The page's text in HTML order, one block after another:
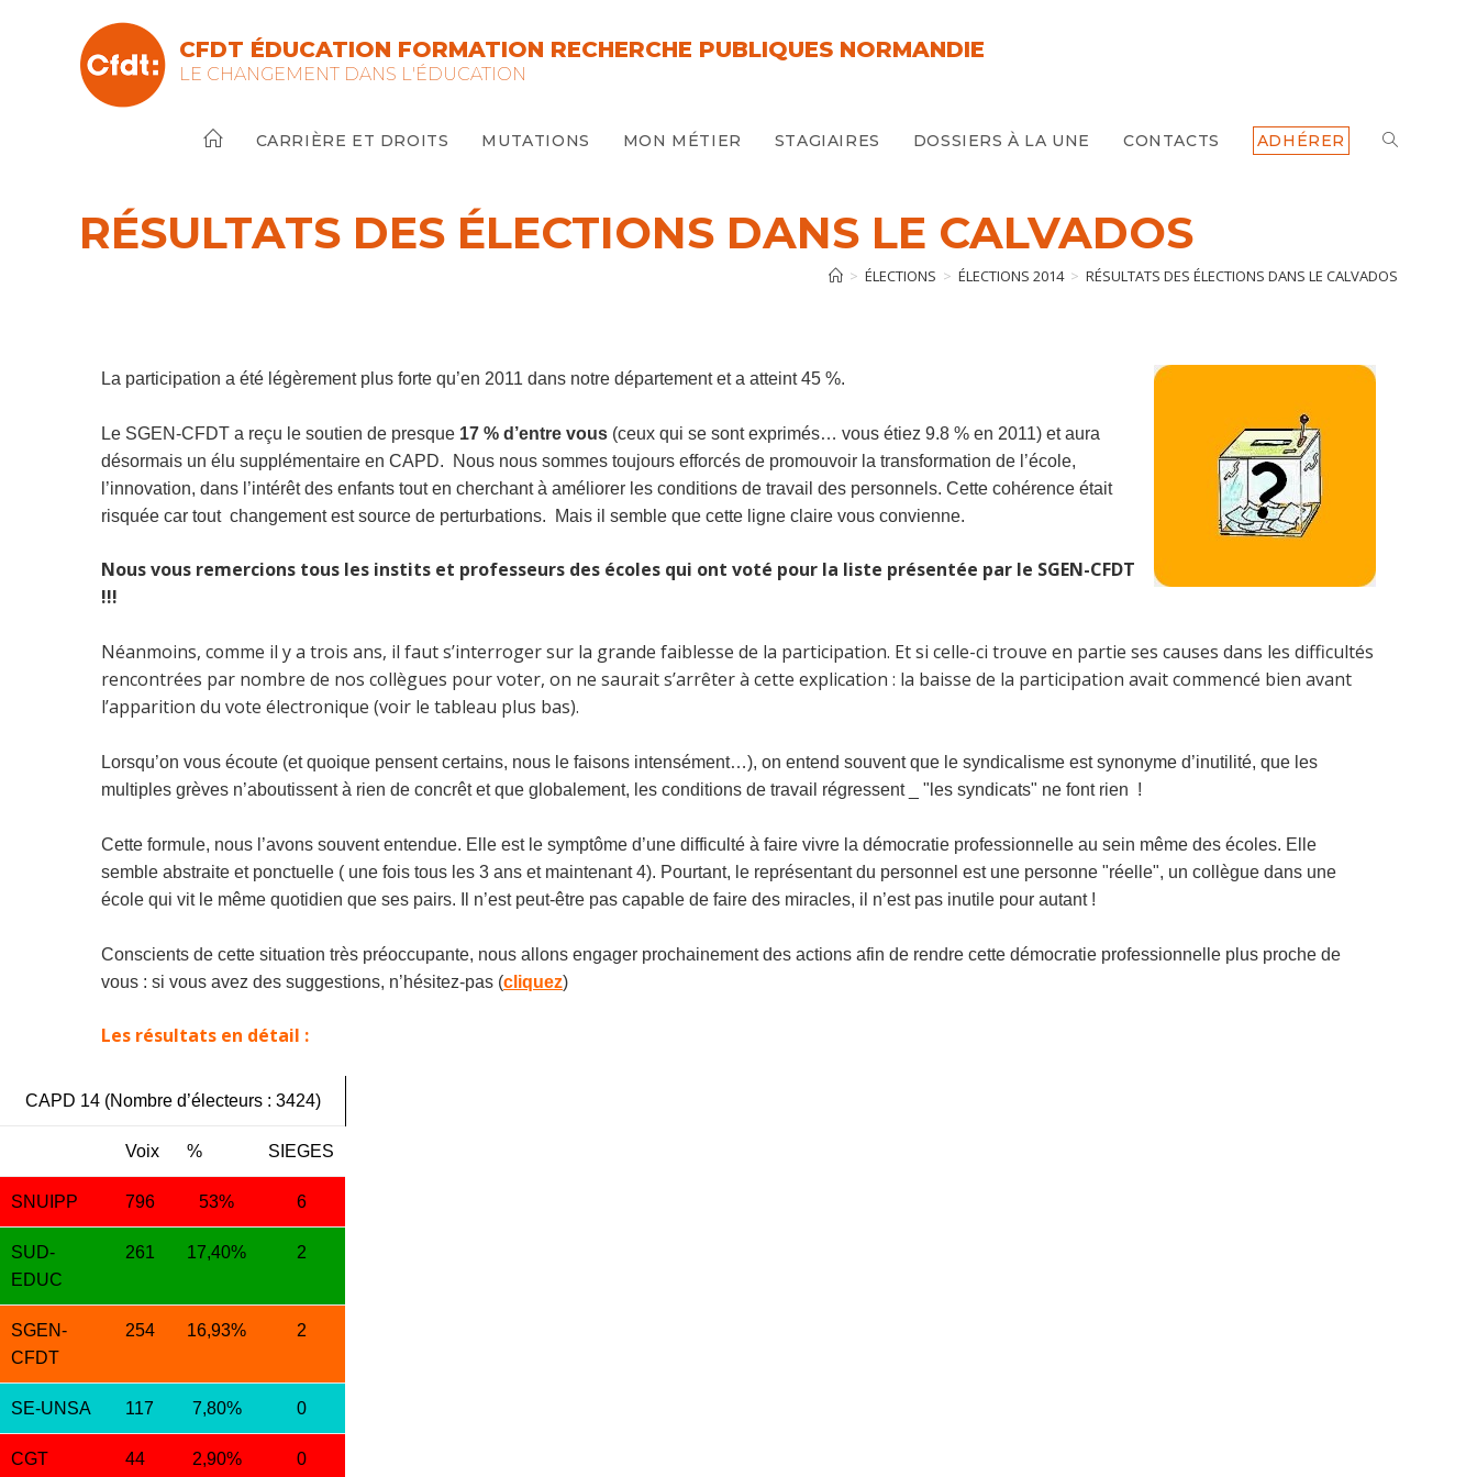
CFDT ÉDUCATION FORMATION RECHERCHE PUBLIQUES NORMANDIE
LE CHANGEMENT DANS L'ÉDUCATION
CARRIÈRE ET DROITS MUTATIONS MON MÉTIER STAGIAIRES DOSSIERS À LA UNE CONTACTS ADHÉRER TOGGLE
SEARCH
RÉSULTATS DES ÉLECTIONS DANS LE CALVADOS
> ÉLECTIONS > ÉLECTIONS 2014 > RÉSULTATS DES ÉLECTIONS DANS LE CALVADOS
La participation a été légèrement plus forte qu’en 2011 dans notre département et a atteint 45 %.
Le SGEN-CFDT a reçu le soutien de presque 17 % d’entre vous (ceux qui se sont exprimés… vous étiez 9.8 % en 2011) et aura
désormais un élu supplémentaire en CAPD. Nous nous sommes toujours efforcés de promouvoir la transformation de l’école,
l’innovation, dans l’intérêt des enfants tout en cherchant à améliorer les conditions de travail des personnels. Cette cohérence était
risquée car tout changement est source de perturbations. Mais il semble que cette ligne claire vous convienne.
Nous vous remercions tous les instits et professeurs des écoles qui ont voté pour la liste présentée par le SGEN-CFDT
!!!
Néanmoins, comme il y a trois ans, il faut s’interroger sur la grande faiblesse de la participation. Et si celle-ci trouve en partie ses causes dans les difficultés
rencontrées par nombre de nos collègues pour voter, on ne saurait s’arrêter à cette explication : la baisse de la participation avait commencé bien avant
l’apparition du vote électronique (voir le tableau plus bas).
Lorsqu’on vous écoute (et quoique pensent certains, nous le faisons intensément…), on entend souvent que le syndicalisme est synonyme d’inutilité, que les
multiples grèves n’aboutissent à rien de concrêt et que globalement, les conditions de travail régressent _ "les syndicats" ne font rien !
Cette formule, nous l’avons souvent entendue. Elle est le symptôme d’une difficulté à faire vivre la démocratie professionnelle au sein même des écoles. Elle
semble abstraite et ponctuelle ( une fois tous les 3 ans et maintenant 4). Pourtant, le représentant du personnel est une personne "réelle", un collègue dans une
école qui vit le même quotidien que ses pairs. Il n’est peut-être pas capable de faire des miracles, il n’est pas inutile pour autant !
Conscients de cette situation très préoccupante, nous allons engager prochainement des actions afin de rendre cette démocratie professionnelle plus proche de
vous : si vous avez des suggestions, n’hésitez-pas (cliquez)
Les résultats en détail :
CAPD 14 (Nombre d’électeurs : 3424)
Voix % SIEGES
SNUIPP 796 53% 6
SUD-
EDUC
261 17,40% 2
SGEN-
CFDT
254 16,93% 2
SE-UNSA 117 7,80% 0
CGT 44 2,90% 0